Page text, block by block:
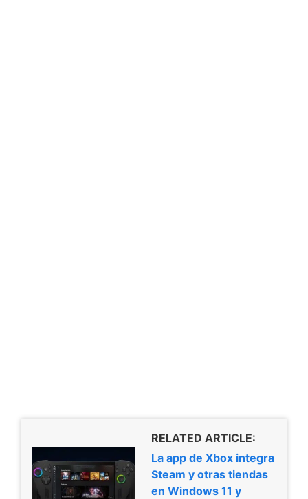
RELATED ARTICLE:
La app de Xbox integra
Steam y otras tiendas
en Windows 11 y